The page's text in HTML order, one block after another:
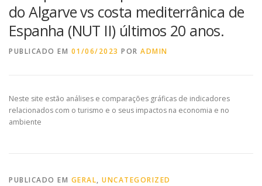
PRODUTOS INTENSIDADE SOCIAL SAZONALIDADE
SIMULADOR CO2
do Algarve vs costa mediterrânica de
Espanha (NUT II) últimos 20 anos.
PUBLICADO EM 01/06/2023 POR ADMIN
Neste site estão análises e comparações gráficas de indicadores
relacionados com o turismo e o seus impactos na economia e no
ambiente
PUBLICADO EM GERAL, UNCATEGORIZED